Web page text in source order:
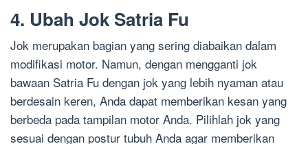
4. Ubah Jok Satria Fu
Jok merupakan bagian yang sering diabaikan dalam
modifikasi motor. Namun, dengan mengganti jok
bawaan Satria Fu dengan jok yang lebih nyaman atau
berdesain keren, Anda dapat memberikan kesan yang
berbeda pada tampilan motor Anda. Pilihlah jok yang
sesuai dengan postur tubuh Anda agar memberikan